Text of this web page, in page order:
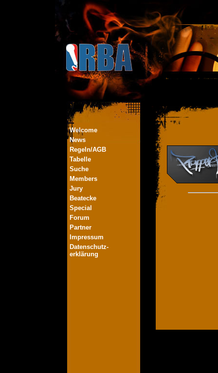
Welcome
News
Regeln/AGB
Tabelle
Suche
Members
Jury
Beatecke
Special
Forum
Partner
Impressum
Datenschutz-
erklärung